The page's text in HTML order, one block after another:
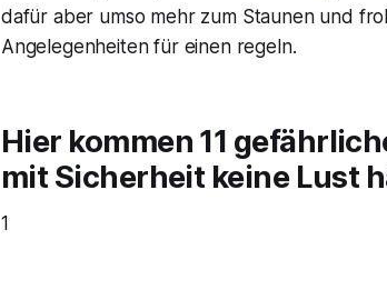
dafür aber umso mehr zum Staunen und
Angelegenheiten für einen regeln.
Hier kommen 11
mit Sicherheit keine Lust
1